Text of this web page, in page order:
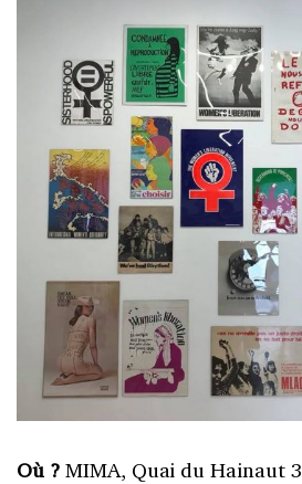
Où ?MIMA, Quai du Hainaut